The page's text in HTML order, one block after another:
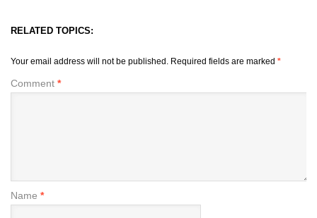
RELATED TOPICS:
Your email address will not be published. Required fields are marked *
Comment *
Name *